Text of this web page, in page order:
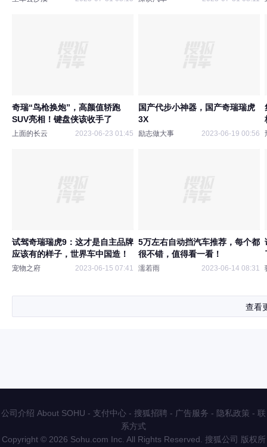
奇瑞“鸟枪换炮”，高颜值轿跑
SUV亮相！键盘侠该收手了
上面的长云 2023-06-23 01:45
国产代步小神器，国产奇瑞瑞虎
3X
励志做大事 2023-06-19 00:56
试驾奇瑞瑞虎9：这才是自主品牌
应该有的样子，世界车中国造！
宠物之府 2023-06-15 07:41
5万左右自动挡汽车推荐，每个都
很不错，值得看一看！
濡若雨 2023-06-14 08:31
查看
公司介绍 About SOHU - 支付中心 - 搜狐招聘 - 广告服务 - 隐私政策 - 联
系方式
Copyright © 2026 Sohu.com Inc. All Rights Reserved. 搜狐公司 版权所